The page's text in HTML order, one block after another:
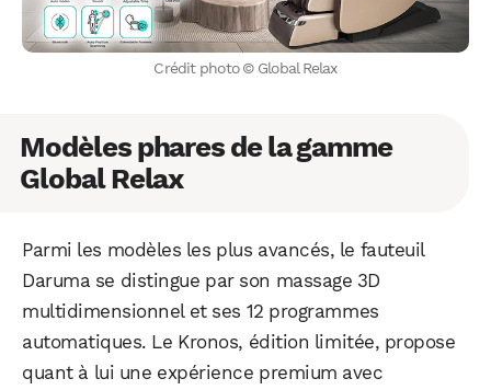
Crédit photo © Global Relax
Modèles phares de la gamme
Global Relax
Parmi les modèles les plus avancés, le fauteuil
Daruma se distingue par son massage 3D
multidimensionnel et ses 12 programmes
automatiques. Le Kronos, édition limitée, propose
quant à lui une expérience premium avec